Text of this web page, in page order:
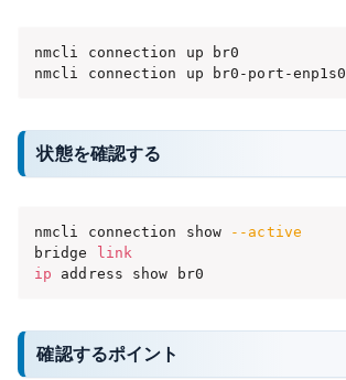
nmcli connection up br0
nmcli connection up br0-port-enp1s0
状態を確認する
nmcli connection show
--active
bridge link
ip address show br0
確認するポイント